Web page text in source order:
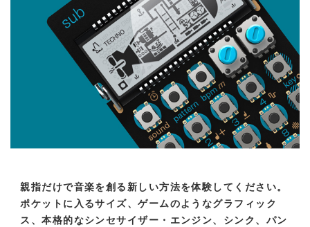
親指だけで音楽を創る新しい方法を体験してください。
ポケットに入るサイズ、ゲームのようなグラフィック
ス、本格的なシンセサイザー・エンジン、シンク、パン